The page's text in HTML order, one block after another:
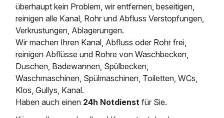
überhaupt kein Problem, wir entfernen, beseitigen,
reinigen alle Kanal, Rohr und Abfluss Verstopfungen,
Verkrustungen, Ablagerungen.
Wir machen Ihren Kanal, Abfluss oder Rohr frei,
reinigen Abflüsse und Rohre von Waschbecken,
Duschen, Badewannen, Spülbecken,
Waschmaschinen, Spülmaschinen, Toiletten, WCs,
Klos, Gullys, Kanal.
Haben auch einen 24h Notdienst für Sie.